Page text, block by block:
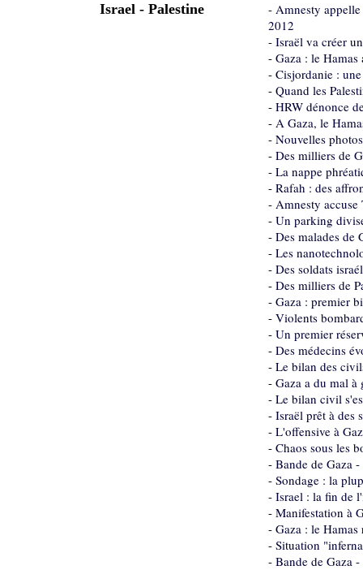
Israel - Palestine
- Amnesty
2012
- Israël va créer
- Gaza : le
- Cisjordanie :
- Quand les
- HRW dénonce
- A Gaza, le
- Nouvelles
- Des milliers de
- La nappe
- Rafah : des
- Amnesty
- Un parking
- Des malades de
- Les
- Des soldats
- Des milliers de
- Gaza : premier
- Violents
- Un premier
- Des médecins
- Le bilan des
- Gaza a du mal à
- Le bilan civil
- Israël prêt à des
- L'offensive à
- Chaos sous les
- Bande de Gaza
- Sondage : la
- Israel : la fin de
- Manifestation à
- Gaza : le
- Situation
- Bande de Gaza